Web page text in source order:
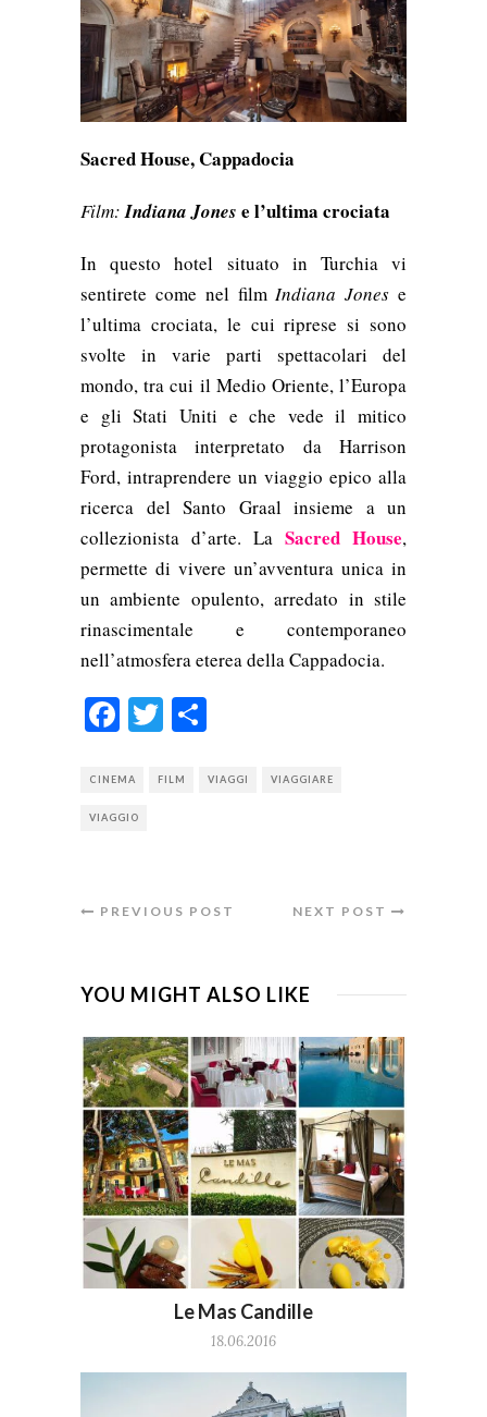
Sacred House, Cappadocia
Film:Indiana Jones e l’ultima crociata
In questo hotel situato in Turchia vi
sentirete come nel filmIndiana Jones e
l’ultima crociata, le cui riprese si sono
svolte in varie parti spettacolari del
mondo, tra cui il Medio Oriente, l’Europa
e gli Stati Uniti e che vede il mitico
protagonista interpretato da Harrison
Ford, intraprendere un viaggio epico alla
ricerca del Santo Graal insieme a un
collezionista d’arte. La Sacred House,
permette di vivere un’avventura unica in
un ambiente opulento,arredato in stile
rinascimentale e contemporaneo
nell’atmosfera eterea della Cappadocia.
Facebook
Twitter
CINEMA FILM VIAGGI VIAGGIARE
VIAGGIO
PREVIOUS POST NEXT POST
YOU MIGHT ALSO LIKE
Le Mas Candille
18.06.2016